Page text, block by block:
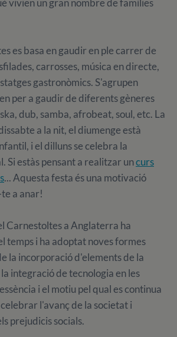
vivien un gran nombre de famílies
es basa en gaudir en ple carrer de
carrosses, música en directe,
gastronòmics. S'agrupen
per a gaudir de diferents gèneres
dub, samba, afrobeat, soul, etc. La
a la nit, el diumenge està
i el dilluns se celebra la
Si estàs pensant a realitzar uncurs
... Aquesta festa és una motivació
a anar!
Carnestoltes a Anglaterra ha
temps i ha adoptat noves formes
la incorporació d'elements de la
integració de tecnologia en les
i el motiu pel qual es continua
l'avanç de la societat i
prejudicis socials.